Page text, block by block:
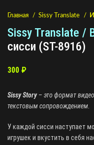
Главная Sissy Translate
Sissy Translate /
сисси (ST-8916)
300 ₽
Sissy Story– это формат
текстовым сопровождением.
У каждой сисси наступает
игрушек и вкустить в себя